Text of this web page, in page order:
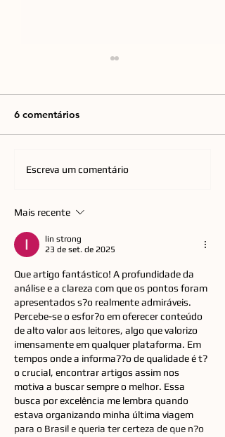
Orquestra de Baterias de
QUEEN a CPM 22
6 comentários
Escreva um comentário
Mais recente
lin strong
23 de set. de 2025
Que artigo fantástico! A profundidade da
análise e a clareza com que os pontos foram
apresentados s?o realmente admiráveis.
Percebe-se o esfor?o em oferecer conteúdo
de alto valor aos leitores, algo que valorizo
imensamente em qualquer plataforma. Em
tempos onde a informa??o de qualidade é t?
o crucial, encontrar artigos assim nos
motiva a buscar sempre o melhor. Essa
busca por excelência me lembra quando
estava organizando minha última viagem
para o Brasil e queria ter certeza de que n?o